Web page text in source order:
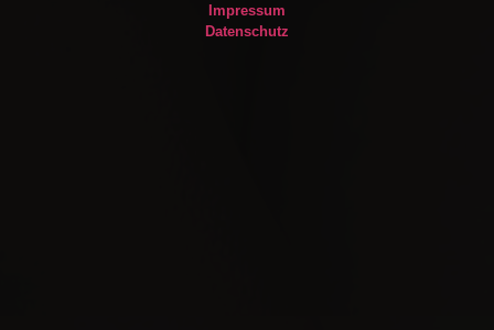
Impressum
Datenschutz